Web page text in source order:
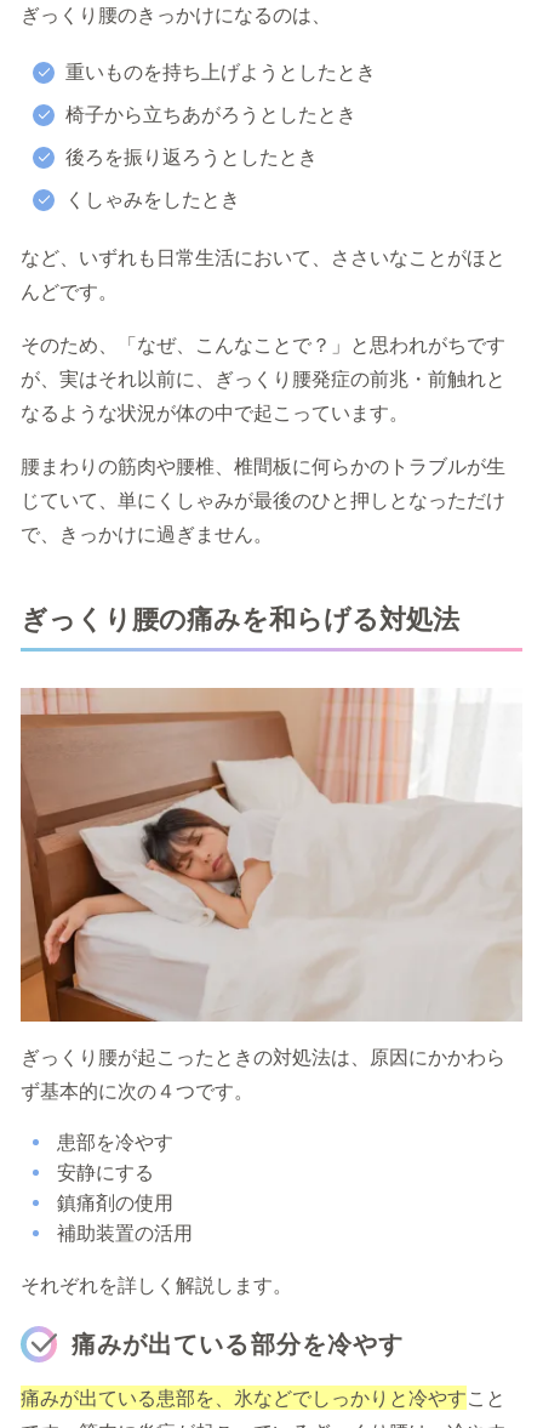
ぎっくり腰のきっかけになるのは、
重いものを持ち上げようとしたとき
椅子から立ちあがろうとしたとき
後ろを振り返ろうとしたとき
くしゃみをしたとき
など、いずれも日常生活において、ささいなことがほと
んどです。
そのため、「なぜ、こんなことで？」と思われがちです
が、実はそれ以前に、ぎっくり腰発症の前兆・前触れと
なるような状況が体の中で起こっています。
腰まわりの筋肉や腰椎、椎間板に何らかのトラブルが生
じていて、単にくしゃみが最後のひと押しとなっただけ
で、きっかけに過ぎません。
ぎっくり腰の痛みを和らげる対処法
ぎっくり腰が起こったときの対処法は、原因にかかわら
ず基本的に次の４つです。
患部を冷やす
安静にする
鎮痛剤の使用
補助装置の活用
それぞれを詳しく解説します。
痛みが出ている部分を冷やす
痛みが出ている患部を、 氷などでしっかりと冷やすこと